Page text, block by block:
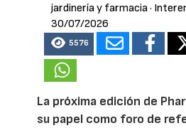
jardinería y farmacia·
30/07/2026
5576
La próxima edición de
su papel como foro de